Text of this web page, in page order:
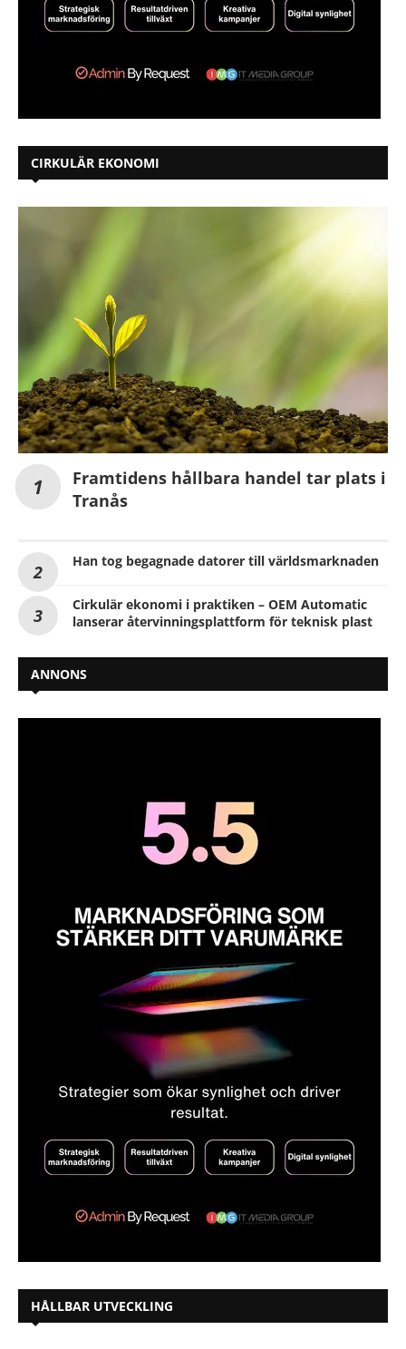
CIRKULÄR EKONOMI
Framtidens hållbara handel tar plats i
Tranås
Han tog begagnade datorer till världsmarknaden
Cirkulär ekonomi i praktiken – OEM Automatic
lanserar återvinningsplattform för teknisk plast
ANNONS
HÅLLBAR UTVECKLING